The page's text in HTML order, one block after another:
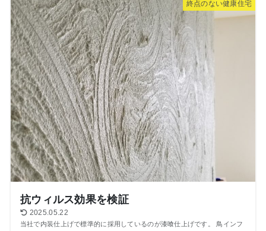
終点のない健康住宅
抗ウィルス効果を検証
2025.05.22
当社で内装仕上げで標準的に採用しているのが漆喰仕上げです。 鳥インフ